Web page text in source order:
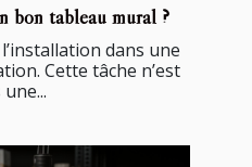
bon tableau mural ?
dans une
Cette tâche n’est